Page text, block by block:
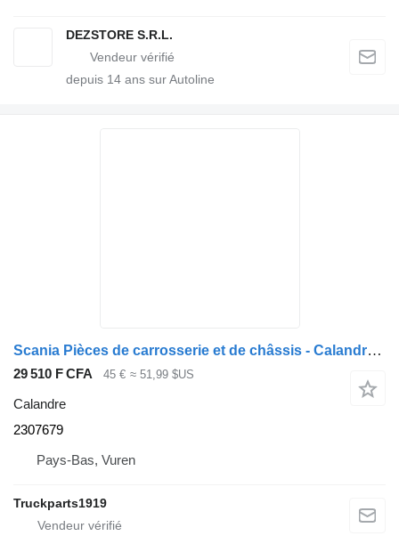
DEZSTORE S.R.L.
depuis 14 ans sur Autoline
Scania Pièces de carrosserie et de châssis - Calandre coq 2307679 pour camion
29 510 F CFA 45 € ≈ 51,99 $US
Calandre
2307679
Pays-Bas, Vuren
Truckparts1919